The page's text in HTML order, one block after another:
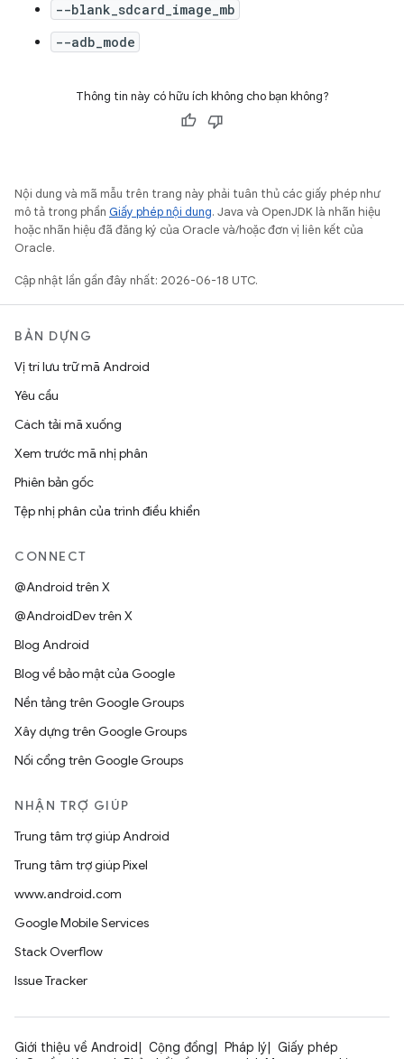
--blank_sdcard_image_mb
--adb_mode
Thông tin này có hữu ích không cho bạn không?
Nội dung và mã mẫu trên trang này phải tuân thủ các giấy phép như
mô tả trong phần Giấy phép nội dung. Java và OpenJDK là nhãn hiệu
hoặc nhãn hiệu đã đăng ký của Oracle và/hoặc đơn vị liên kết của
Oracle.
Cập nhật lần gần đây nhất: 2026-06-18 UTC.
BẢN DỰNG
Vị trí lưu trữ mã Android
Yêu cầu
Cách tải mã xuống
Xem trước mã nhị phân
Phiên bản gốc
Tệp nhị phân của trình điều khiển
CONNECT
@Android trên X
@AndroidDev trên X
Blog Android
Blog về bảo mật của Google
Nền tảng trên Google Groups
Xây dựng trên Google Groups
Nối cổng trên Google Groups
NHẬN TRỢ GIÚP
Trung tâm trợ giúp Android
Trung tâm trợ giúp Pixel
www.android.com
Google Mobile Services
Stack Overflow
Issue Tracker
Giới thiệu về Android Cộng đồng Pháp lý
Giấy phép